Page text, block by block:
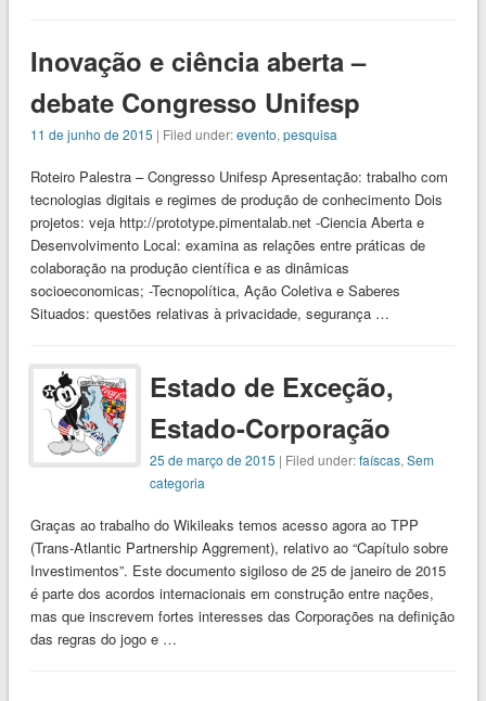
Inovação e ciência aberta –
debate Congresso Unifesp
11 de junho de 2015 | Filed under:evento, pesquisa
Roteiro Palestra – Congresso Unifesp Apresentação: trabalho com
tecnologias digitais e regimes de produção de conhecimento Dois
projetos: veja http://prototype.pimentalab.net -Ciencia Aberta e
Desenvolvimento Local: examina as relações entre práticas de
colaboração na produção científica e as dinâmicas
socioeconomicas; -Tecnopolítica, Ação Coletiva e Saberes
Situados: questões relativas à privacidade, segurança …
Estado de Exceção,
Estado-Corporação
25 de março de 2015 | Filed under:faíscas,Sem
categoria
Graças ao trabalho do Wikileaks temos acesso agora ao TPP
(Trans-Atlantic Partnership Aggrement), relativo ao “Capítulo sobre
Investimentos”. Este documento sigiloso de 25 de janeiro de 2015
é parte dos acordos internacionais em construção entre nações,
mas que inscrevem fortes interesses das Corporações na definição
das regras do jogo e …